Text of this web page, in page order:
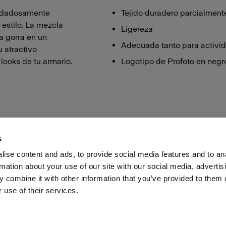
content and ads, to provide social media features and to
about your use of our site with our social media,
combine it with other information that you’ve provided to them
use of their services.
La mezcla
gorra en un
atractivo
de tu armario.
Tejido duradero
Ligereza
Adecuada tanto para
Logotipo de Profoto en
profesionales Prensa Inversores Share the Light